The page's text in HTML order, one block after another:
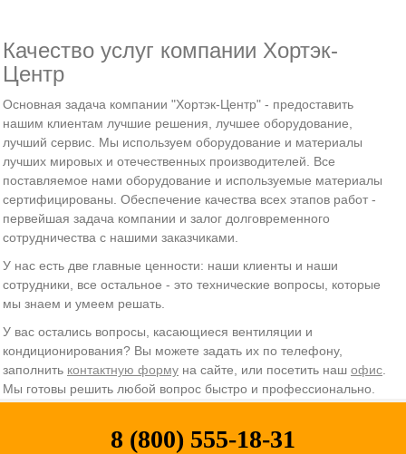
Качество услуг компании Хортэк-
Центр
Основная задача компании "Хортэк-Центр" - предоставить
нашим клиентам лучшие решения, лучшее оборудование,
лучший сервис. Мы используем оборудование и материалы
лучших мировых и отечественных производителей. Все
поставляемое нами оборудование и используемые материалы
сертифицированы. Обеспечение качества всех этапов работ -
первейшая задача компании и залог долговременного
сотрудничества с нашими заказчиками.
У нас есть две главные ценности: наши клиенты и наши
сотрудники, все остальное - это технические вопросы, которые
мы знаем и умеем решать.
У вас остались вопросы, касающиеся вентиляции и
кондиционирования? Вы можете задать их по телефону,
заполнить контактную форму на сайте, или посетить наш офис
Мы готовы решить любой вопрос быстро и профессионально.
8 (800) 555-18-31